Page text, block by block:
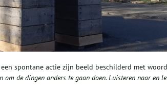
spontane actie zijn beeld beschilderd met
de dingen anders te gaan doen. Luisteren naar en